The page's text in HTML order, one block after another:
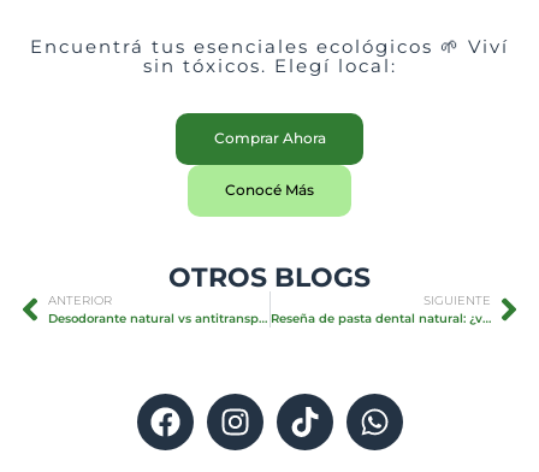
Encuentrá tus esenciales ecológicos 🌱 Viví
sin tóxicos. Elegí local:
Comprar Ahora
Conocé Más
OTROS BLOGS
ANTERIOR
Desodorante natural vs antitranspirante
SIGUIENTE
Reseña de pasta dental natural: ¿vale la pena?